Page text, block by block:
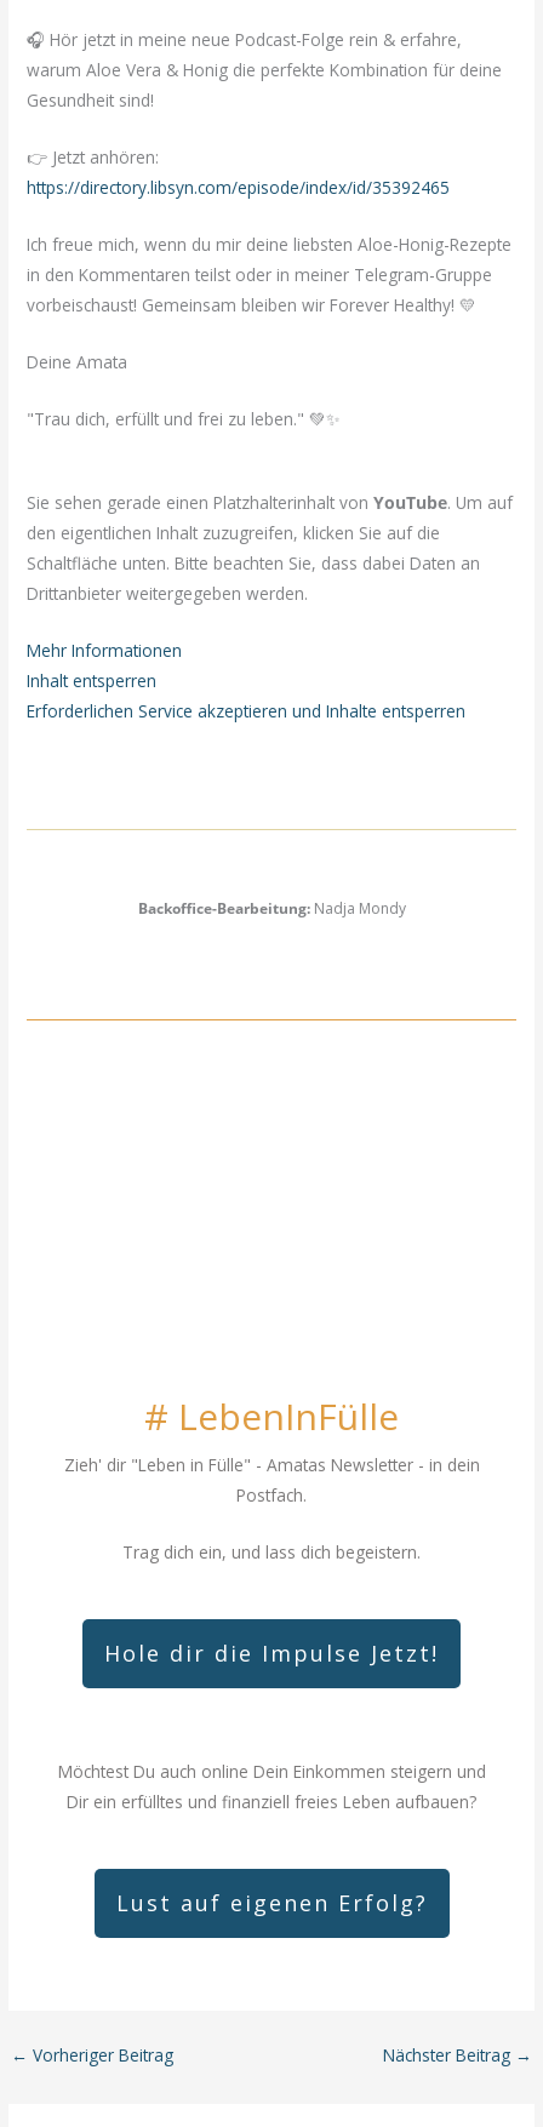
🎧 Hör jetzt in meine neue Podcast-Folge rein & erfahre,
warum Aloe Vera & Honig die perfekte Kombination für deine
Gesundheit sind!
👉 Jetzt anhören:
https://directory.libsyn.com/episode/index/id/35392465
Ich freue mich, wenn du mir deine liebsten Aloe-Honig-Rezepte
in den Kommentaren teilst oder in meiner Telegram-Gruppe
vorbeischaust! Gemeinsam bleiben wir Forever Healthy! 💛
Deine Amata
"Trau dich, erfüllt und frei zu leben." 💚✨
Sie sehen gerade einen Platzhalterinhalt vonYouTube. Um auf
den eigentlichen Inhalt zuzugreifen, klicken Sie auf die
Schaltfläche unten. Bitte beachten Sie, dass dabei Daten an
Drittanbieter weitergegeben werden.
Mehr Informationen
Inhalt entsperren
Erforderlichen Service akzeptieren und Inhalte entsperren
Backoffice-Bearbeitung: Nadja Mondy
# LebenInFülle
Zieh' dir "Leben in Fülle" - Amatas Newsletter - in dein
Postfach.
Trag dich ein, und lass dich begeistern.
Hole dir die Impulse Jetzt!
Möchtest Du auch online Dein Einkommen steigern und
Dir ein erfülltes und finanziell freies Leben aufbauen?
Lust auf eigenen Erfolg?
← Vorheriger Beitrag Nächster Beitrag →